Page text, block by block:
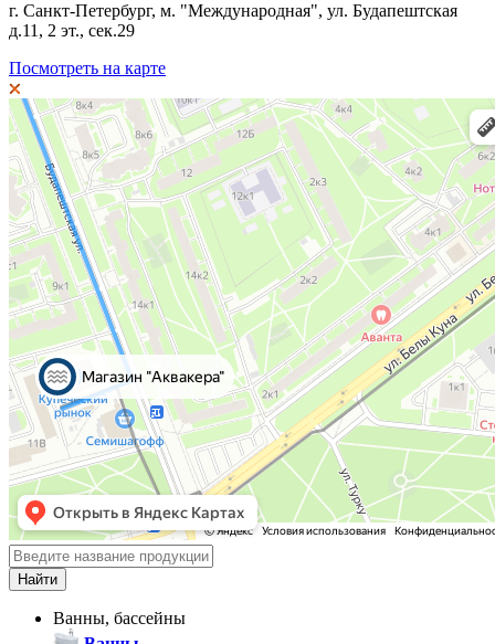
г. Санкт-Петербург, м. "Международная", ул. Будапештская
д.11, 2 эт., сек.29
Посмотреть на карте
Ванны, бассейны